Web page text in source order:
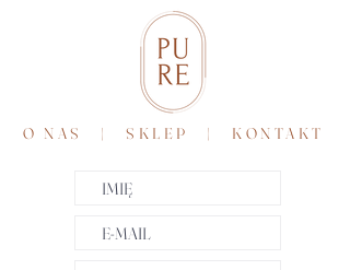
O NAS | SKLEP | KONTAKT